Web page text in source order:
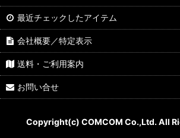
最近チェックしたアイテム
会社概要／特定表示
送料・ご利用案内
お問い合せ
Copyright(c) COMCOM Co.,Ltd. All